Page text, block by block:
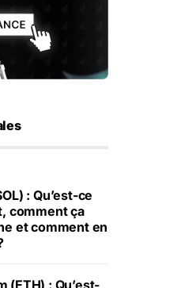
: Qu’est-ce
comment ça
et comment en
(ETH) : Qu’est-